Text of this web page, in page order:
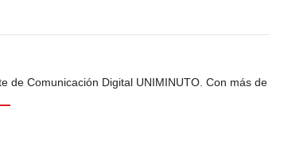
de Comunicación Digital UNIMINUTO. Con más de